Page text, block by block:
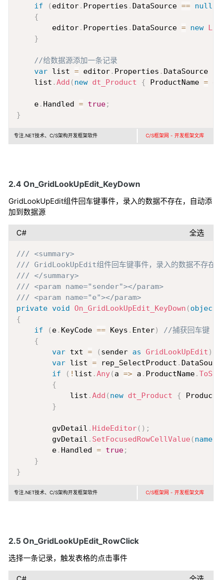
if
( editor. Properties . DataSource == null
{
        editor
. Properties . DataSource = new
}
//给数据源添加一条记录
var list = editor. Properties . DataSource
    list
.Add ( new dt_Product { ProductName =
    e
. Handled = true;
}
专注.NET技术、C/S架构开发框架软件 C/S框架网 - 开发框架文库
2.4 On_GridLookUpEdit_KeyDown
GridLookUpEdit组件回车键事件，录入的数据不存在，自动添
加到数据源
C# 全选
/// <summary>
/// GridLookUpEdit组件回车键事件，录入的数据不存在，
/// </summary>
/// <param name="sender"></param>
/// <param name="e"></param>
private void On_GridLookUpEdit_KeyDown ( object
{
if
( e. KeyCode == Keys . Enter)
//捕获回车键
{
var txt = ( sender as GridLookUpEdit )
var list = rep_SelectProduct .
if
( ! list .Any( a => a . ProductName.
{
            list
.Add ( new dt_Product {
}
        gvDetail
. HideEditor( ) ;
        gvDetail
. SetFocusedRowCellValue( nameof
        e
. Handled = true;
}
}
专注.NET技术、C/S架构开发框架软件 C/S框架网 - 开发框架文库
2.5 On_GridLookUpEdit_RowClick
选择一条记录，触发表格的点击事件